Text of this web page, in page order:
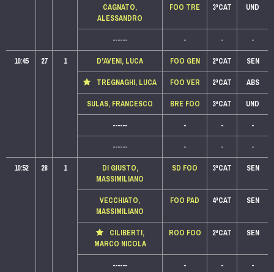
CAGNATO,
ALESSANDRO
FOO TRE 3ªCAT UND
------ - -
-
10:45
27 1 D'AVENI, LUCA FOO GEN 2ªCAT
SEN
TREGNAGHI, LUCA
FOO VER 2ªCAT
ABS
SULAS, FRANCESCO
BRE FOO 3ªCAT
UND
------
- -
-
------
- -
-
10:52
28 1
DI GIUSTO,
MASSIMILIANO
SD FOO 3ªCAT SEN
VECCHIATO,
MASSIMILIANO
FOO PAD 4ªCAT SEN
CILIBERTI,
MARCO NICOLA
ROO FOO 2ªCAT SEN
------ - -
-